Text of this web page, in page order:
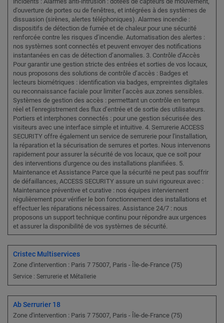
d'ouverture de portes ou de fenêtres, et intégrées à des systèmes de
dissuasion (sirènes, alertes téléphoniques). Alarmes incendie :
dispositifs de détection de fumée et de chaleur pour une sécurité
renforcée contre les risques d’incendie. Automatisation des alertes :
nos systèmes sont connectés et peuvent envoyer des notifications
instantanées en cas de détection d’anomalies. 3. Contrôle d’Accès
Pour garantir une gestion stricte des entrées et sorties de vos locaux,
nous proposons des solutions de contrôle d’accès : Badges et
lecteurs biométriques : identification via badges, empreintes digitales
ou reconnaissance faciale pour limiter l’accès aux zones sensibles.
Systèmes de gestion des accès : permettant un contrôle en temps
réel et l'enregistrement des flux d’entrée et de sortie des utilisateurs.
Portiers et interphones connectés : pour une gestion sécurisée des
visiteurs avec une interface simple et intuitive. 4. Serrurerie ACCESS
SECURITY offre également un service de serrurerie pour l'installation,
la réparation et la sécurisation de serrures et portes. Nous intervenons
rapidement pour assurer la sécurité de vos locaux, que ce soit pour
des interventions d'urgence ou des installations planifiées. 5.
Maintenance et Assistance Parce que la sécurité ne peut pas souffrir
de défaillances, ACCESS SECURITY assure un suivi rigoureux avec :
Maintenance préventive et curative : nos équipes interviennent
régulièrement pour vérifier le bon fonctionnement des installations et
effectuer les réparations nécessaires. Assistance 24/7 : nous
proposons un support technique continu pour répondre aux urgences
et assurer la disponibilité de vos systèmes de sécurité.
Cristec Multiservices
Zone d'intervention : Paris 7 75007, Paris - Île-de-France (75)
Service : Serrurerie et Métallerie
Ab Serrurier 18
Zone d'intervention : Paris 7 75007, Paris - Île-de-France (75)